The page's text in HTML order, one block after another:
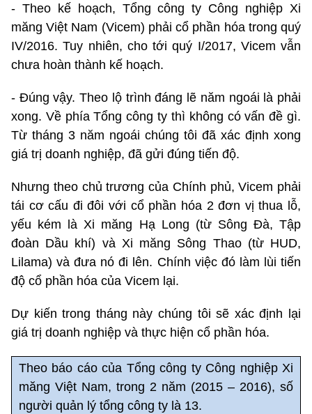
- Theo kế hoạch, Tổng công ty Công nghiệp Xi
măng Việt Nam (Vicem) phải cổ phần hóa trong quý
IV/2016. Tuy nhiên, cho tới quý I/2017, Vicem vẫn
chưa hoàn thành kế hoạch.
- Đúng vậy. Theo lộ trình đáng lẽ năm ngoái là phải
xong. Về phía Tổng công ty thì không có vấn đề gì.
Từ tháng 3 năm ngoái chúng tôi đã xác định xong
giá trị doanh nghiệp, đã gửi đúng tiến độ.
Nhưng theo chủ trương của Chính phủ, Vicem phải
tái cơ cấu đi đôi với cổ phần hóa 2 đơn vị thua lỗ,
yếu kém là Xi măng Hạ Long (từ Sông Đà, Tập
đoàn Dầu khí) và Xi măng Sông Thao (từ HUD,
Lilama) và đưa nó đi lên. Chính việc đó làm lùi tiến
độ cổ phần hóa của Vicem lại.
Dự kiến trong tháng này chúng tôi sẽ xác định lại
giá trị doanh nghiệp và thực hiện cổ phần hóa.
Theo báo cáo của Tổng công ty Công nghiệp Xi
măng Việt Nam, trong 2 năm (2015 – 2016), số
người quản lý tổng công ty là 13.